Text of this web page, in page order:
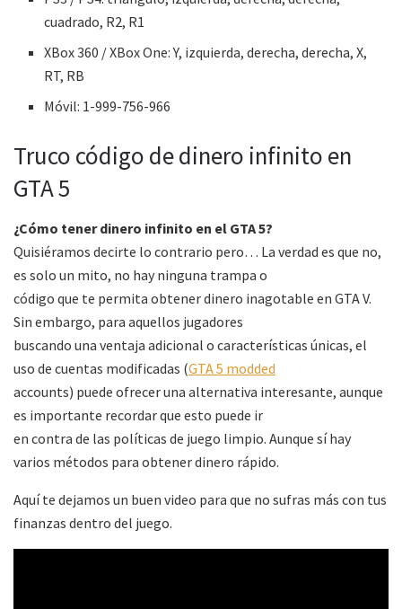
cuadrado, R2, R1
XBox 360 / XBox One: Y, izquierda, derecha, derecha, X,
RT, RB
Móvil: 1-999-756-966
Truco código de dinero infinito en
GTA 5
¿Cómo tener dinero infinito en el GTA 5?
Quisiéramos decirte lo contrario pero… La verdad es que no,
es solo un mito, no hay ninguna trampa o
código que te permita obtener dinero inagotable en GTA V.
Sin embargo, para aquellos jugadores
buscando una ventaja adicional o características únicas, el
uso de cuentas modificadas (GTA 5 modded
accounts) puede ofrecer una alternativa interesante, aunque
es importante recordar que esto puede ir
en contra de las políticas de juego limpio. Aunque sí hay
varios métodos para obtener dinero rápido.
Aquí te dejamos un buen video para que no sufras más con tus
finanzas dentro del juego.